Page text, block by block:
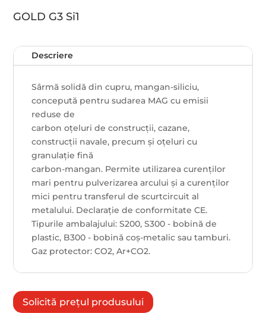
GOLD G3 Si1
Descriere
Sârmă solidă din cupru, mangan-siliciu,
concepută pentru sudarea MAG cu emisii
reduse de
carbon oțeluri de construcții, cazane,
construcții navale, precum și oțeluri cu
granulație fină
carbon-mangan. Permite utilizarea curenților
mari pentru pulverizarea arcului și a curenților
mici pentru transferul de scurtcircuit al
metalului. Declaraţie de conformitate CE.
Tipurile ambalajului: S200, S300 - bobină de
plastic, B300 - bobină coș-metalic sau tamburi.
Gaz protector: CO2, Ar+CO2.
Solicită prețul produsului